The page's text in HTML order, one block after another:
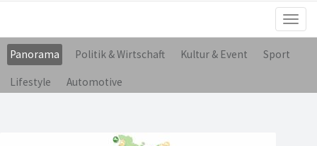
Panorama Politik & Wirtschaft Kultur & Event Sport
Lifestyle Automotive